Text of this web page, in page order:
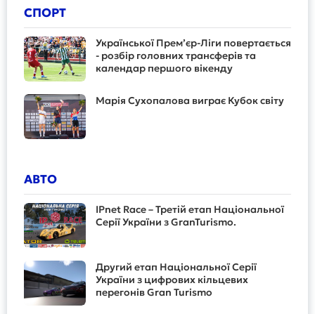
СПОРТ
Української Прем’єр-Ліги повертається
- розбір головних трансферів та
календар першого вікенду
Марія Сухопалова виграє Кубок світу
АВТО
IPnet Race – Третій етап Національної
Серії України з GranTurismo.
Другий етап Національної Серії
України з цифрових кільцевих
перегонів Gran Turismo